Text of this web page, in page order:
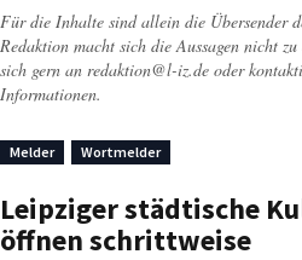
Für die Inhalte sind allein die Übersender
Redaktion macht sich die Aussagen nicht
sich gern an redaktion@l-iz.de oder
Informationen.
Melder Wortmelder
Leipziger städtische
öffnen schrittweise